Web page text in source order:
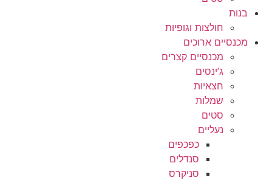
בנות
חולצות וגופיות
מכנסיים ארוכים
מכנסיים קצרים
ג’ינסים
חצאיות
שמלות
סטים
נעליים
כפכפים
סנדלים
סניקרס